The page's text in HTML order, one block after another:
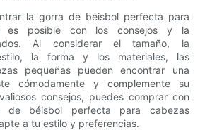
la gorra de béisbol perfecta para
es posible con los consejos y la
Al considerar el tamaño, la
la forma y los materiales, las
pequeñas pueden encontrar una
cómodamente y complemente su
consejos, puedes comprar con
de béisbol perfecta para cabezas
a tu estilo y preferencias.